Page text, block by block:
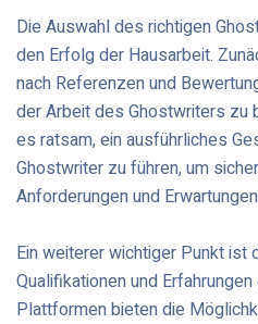
Die Auswahl des richtigen
den Erfolg der Hausarbeit.
nach Referenzen und
der Arbeit des Ghostwriters zu
es ratsam, ein ausführliches
Ghostwriter zu führen, um
Anforderungen und
Ein weiterer wichtiger Punkt ist
Qualifikationen und
Plattformen bieten die